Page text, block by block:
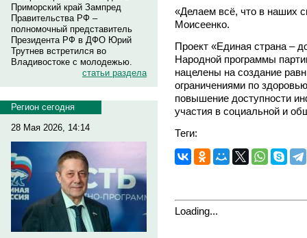
Приморский край Зампред
Правительства РФ –
полномочный представитель
Президента РФ в ДФО Юрий
Трутнев встретился во
Владивостоке с молодежью.
статьи раздела
Регион сегодня
28 Мая 2026, 14:14
«Делаем всё, что в наших
Моисеенко.
Проект «Единая страна –
Народной программы
нацелены на создание
ограничениями по
повышение доступности
участия в социальной и
Теги:
Loading...